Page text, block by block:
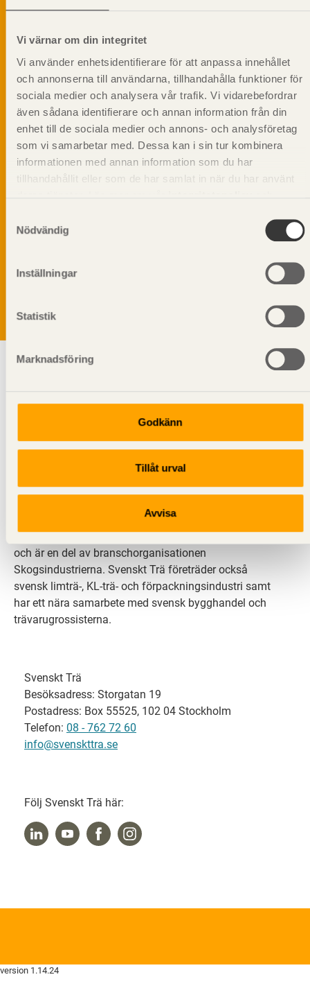
Vi värnar om din integritet
Vi använder enhetsidentifierare för att anpassa innehållet
och annonserna till användarna, tillhandahålla funktioner för
sociala medier och analysera vår trafik. Vi vidarebefordrar
även sådana identifierare och annan information från din
enhet till de sociala medier och annons- och analysföretag
som vi samarbetar med. Dessa kan i sin tur kombinera
informationen med annan information som du har
tillhandahållit eller som de har samlat in när du har använt
Nödvändig
Inställningar
Statistik
Marknadsföring
Godkänn
Tillåt urval
Avvisa
informationsutskick!
Genom att klicka på skicka lämnar du ditt samtycke.
Svenskt Trä sprider kunskap om trä, träprodukter och
träbyggande för att främja ett hållbart samhälle och
en livskraftig sågverksnäring. Det gör vi genom att
Svenskt Trä representerar svensk sågverksindustri
och är en del av branschorganisationen
Skogsindustrierna. Svenskt Trä företräder också
svensk limträ-, KL-trä- och förpackningsindustri samt
har ett nära samarbete med svensk bygghandel och
trävarugrossisterna.
Svenskt Trä
Besöksadress: Storgatan 19
Postadress: Box 55525, 102 04 Stockholm
Telefon: 08 - 762 72 60
info@svenskttra.se
Följ Svenskt Trä här:
version 1.14.24